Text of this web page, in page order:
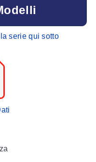
serie qui sotto